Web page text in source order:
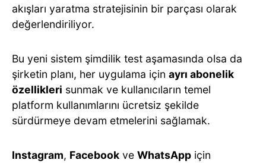
akışları yaratma stratejisinin bir parçası olarak
değerlendiriliyor.
Bu yeni sistem şimdilik test aşamasında olsa da
şirketin planı, her uygulama için ayrı abonelik
özellikleri sunmak ve kullanıcıların temel
platform kullanımlarını ücretsiz şekilde
sürdürmeye devam etmelerini sağlamak.
Instagram, Facebook ve WhatsApp için